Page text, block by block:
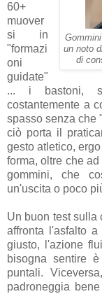
un noto
di
60+
muover
si in
"formazi
oni
guidate"
... i bastoni,
costantemente a
spasso senza che
ciò porta il
gesto atletico,
forma, oltre che
gommini, che
un'uscita o poco
Un buon test sulla
affronta l'asfalto
giusto, l'azione
bisogna sentire
puntali.
padroneggia